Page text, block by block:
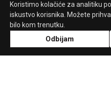
Koristimo kolačiće za analitiku
iskustvo korisnika. Možete
bilo kom trenutku.
Odbijam